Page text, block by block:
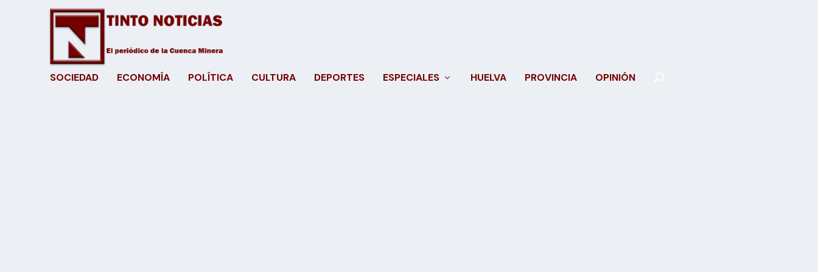
SOCIEDAD ECONOMÍA POLÍTICA CULTURA DEPORTES ESPECIALES HUELVA PROVINCIA OPINIÓN